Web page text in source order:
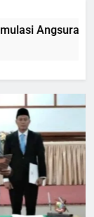
Angsuran